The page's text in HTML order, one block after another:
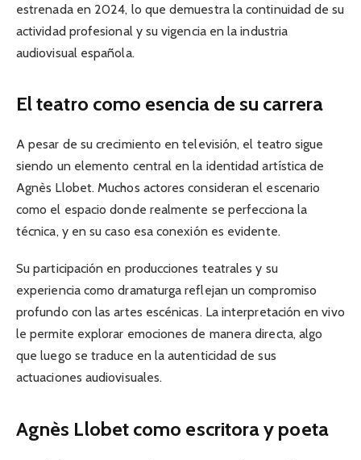
estrenada en 2024, lo que demuestra la continuidad de su
actividad profesional y su vigencia en la industria
audiovisual española.
El teatro como esencia de su carrera
A pesar de su crecimiento en televisión, el teatro sigue
siendo un elemento central en la identidad artística de
Agnès Llobet. Muchos actores consideran el escenario
como el espacio donde realmente se perfecciona la
técnica, y en su caso esa conexión es evidente.
Su participación en producciones teatrales y su
experiencia como dramaturga reflejan un compromiso
profundo con las artes escénicas. La interpretación en vivo
le permite explorar emociones de manera directa, algo
que luego se traduce en la autenticidad de sus
actuaciones audiovisuales.
Agnès Llobet como escritora y poeta